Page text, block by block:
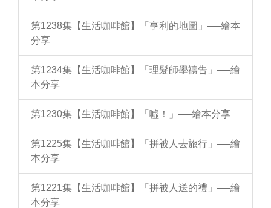
第1238集【生活咖啡館】「亨利的地圖」──繪本
分享
第1234集【生活咖啡館】「理髮師學禱告」──繪
本分享
第1230集【生活咖啡館】「噓！」──繪本分享
第1225集【生活咖啡館】「拼被人去旅行」──繪
本分享
第1221集【生活咖啡館】「拼被人送的禮」──繪
本分享